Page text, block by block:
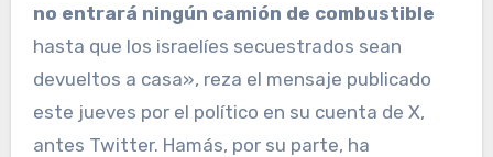
no entrará ningún camión de combustible
hasta que los israelíes secuestrados sean
devueltos a casa», reza el mensaje publicado
este jueves por el político en su cuenta de X,
antes Twitter. Hamás, por su parte, ha